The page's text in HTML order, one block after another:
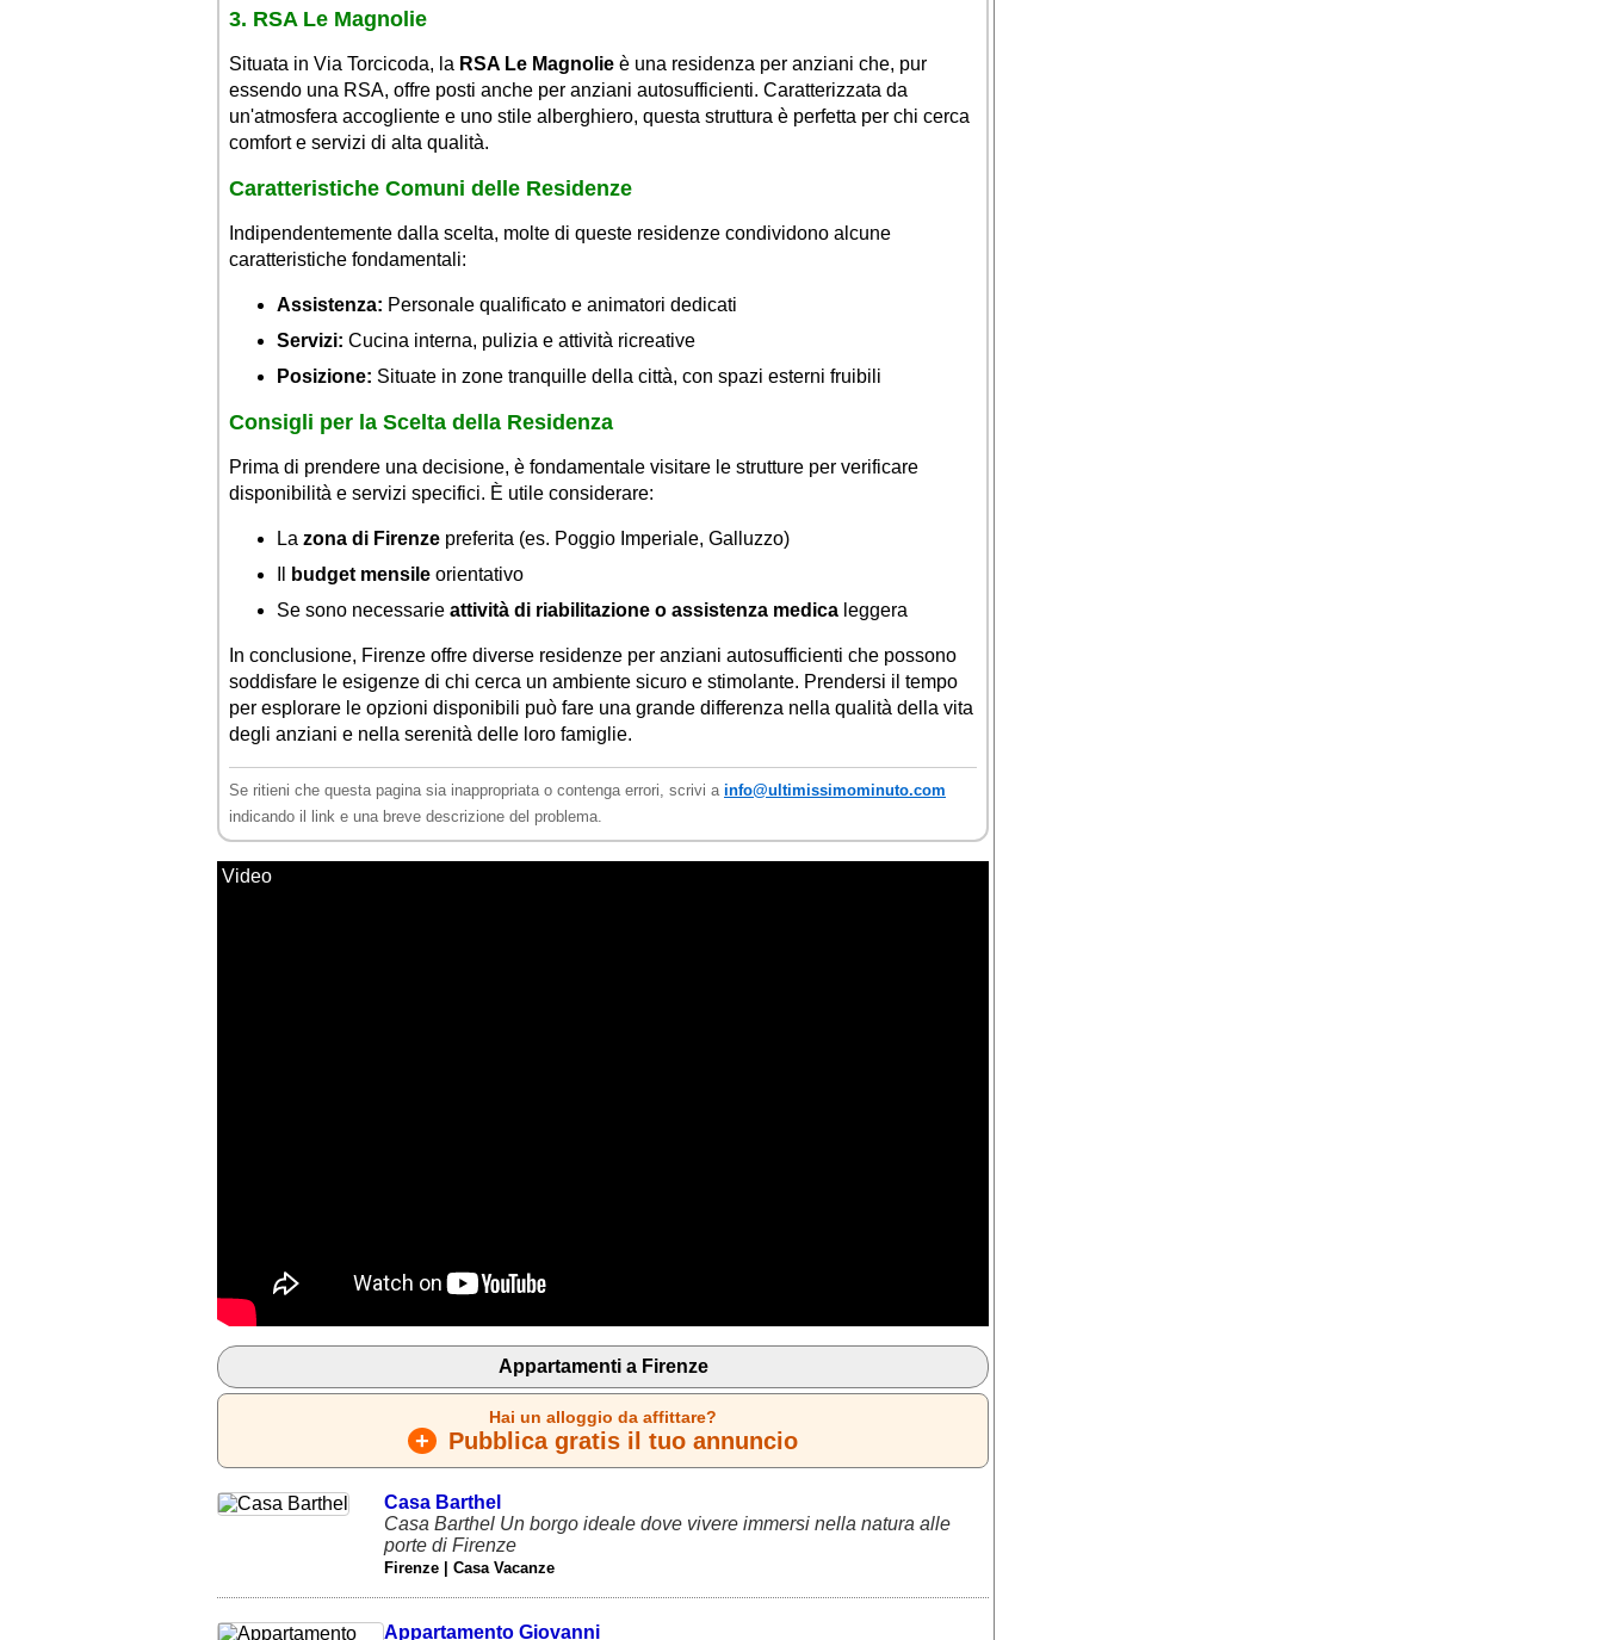
3. RSA Le Magnolie
Situata in Via Torcicoda, la RSA Le Magnolie è una residenza per anziani che, pur
essendo una RSA, offre posti anche per anziani autosufficienti. Caratterizzata da
un'atmosfera accogliente e uno stile alberghiero, questa struttura è perfetta per chi cerca
comfort e servizi di alta qualità.
Caratteristiche Comuni delle Residenze
Indipendentemente dalla scelta, molte di queste residenze condividono alcune
caratteristiche fondamentali:
Assistenza: Personale qualificato e animatori dedicati
Servizi: Cucina interna, pulizia e attività ricreative
Posizione: Situate in zone tranquille della città, con spazi esterni fruibili
Consigli per la Scelta della Residenza
Prima di prendere una decisione, è fondamentale visitare le strutture per verificare
disponibilità e servizi specifici. È utile considerare:
La zona di Firenze preferita (es. Poggio Imperiale, Galluzzo)
budget mensile orientativo
Se sono necessarie attività di riabilitazione o assistenza medica leggera
In conclusione, Firenze offre diverse residenze per anziani autosufficienti che possono
soddisfare le esigenze di chi cerca un ambiente sicuro e stimolante. Prendersi il tempo
per esplorare le opzioni disponibili può fare una grande differenza nella qualità della vita
degli anziani e nella serenità delle loro famiglie.
Se ritieni che questa pagina sia inappropriata o contenga errori, scrivi a info@ultimissimominuto.com
indicando il link e una breve descrizione del problema.
Video
Appartamenti a Firenze
Hai un alloggio da affittare?
+ Pubblica gratis il tuo annuncio
Casa Barthel
Casa Barthel Un borgo ideale dove vivere immersi nella natura alle
porte di Firenze
Firenze | Casa Vacanze
Appartamento Giovanni